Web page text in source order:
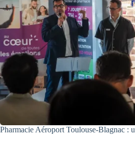
Pharmacie Aéroport Toulouse-Blagnac :